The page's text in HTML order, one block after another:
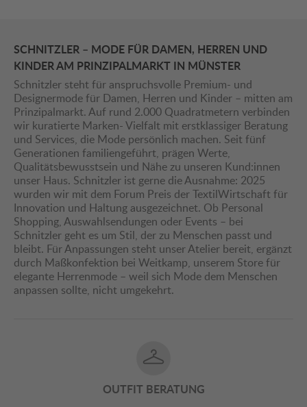
SCHNITZLER – MODE FÜR DAMEN, HERREN UND
KINDER AM PRINZIPALMARKT IN MÜNSTER
Schnitzler steht für anspruchsvolle Premium- und
Designermode für Damen, Herren und Kinder – mitten am
Prinzipalmarkt. Auf rund 2.000 Quadratmetern verbinden
wir kuratierte Marken- Vielfalt mit erstklassiger Beratung
und Services, die Mode persönlich machen. Seit fünf
Generationen familiengeführt, prägen Werte,
Qualitätsbewusstsein und Nähe zu unseren Kund:innen
unser Haus. Schnitzler ist gerne die Ausnahme: 2025
wurden wir mit dem Forum Preis der TextilWirtschaft für
Innovation und Haltung ausgezeichnet. Ob Personal
Shopping, Auswahlsendungen oder Events – bei
Schnitzler geht es um Stil, der zu Menschen passt und
bleibt. Für Anpassungen steht unser Atelier bereit, ergänzt
durch Maßkonfektion bei Weitkamp, unserem Store für
elegante Herrenmode – weil sich Mode dem Menschen
anpassen sollte, nicht umgekehrt.
OUTFIT BERATUNG